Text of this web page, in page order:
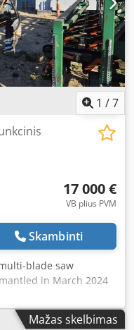
1 /7
17 000 €
VB plius PVM
Skambinti
blade saw
in March 2024
servo-controlled
as shown in the
Mažas skelbimas